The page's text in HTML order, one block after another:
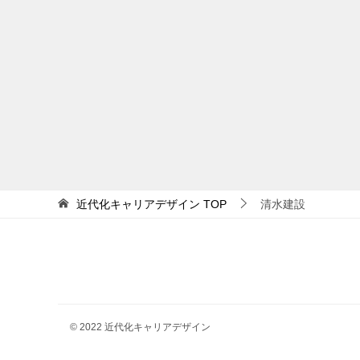
近代化キャリアデザイン TOP 清水建設
© 2022 近代化キャリアデザイン